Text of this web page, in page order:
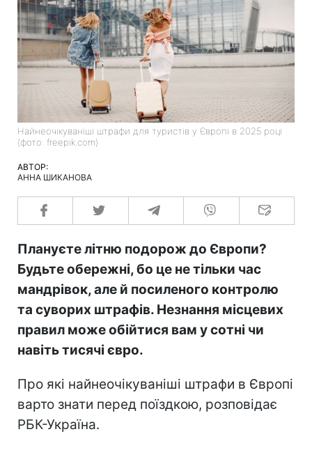
Найнеочікуваніші штрафи для туристів у Європі в 2025 році
(фото: freepik.com)
АВТОР:
АННА ШИКАНОВА
Плануєте літню подорож до Європи?
Будьте обережні, бо це не тільки час
мандрівок, але й посиленого контролю
та суворих штрафів. Незнання місцевих
правил може обійтися вам у сотні чи
навіть тисячі євро.
Про які найнеочікуваніші штрафи в Європі
варто знати перед поїздкою, розповідає
РБК-Україна.